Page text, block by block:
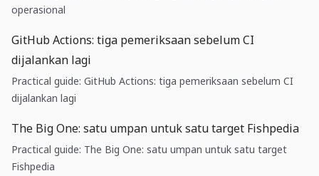
operasional
GitHub Actions: tiga pemeriksaan sebelum CI
dijalankan lagi
Practical guide: GitHub Actions: tiga pemeriksaan sebelum CI
dijalankan lagi
The Big One: satu umpan untuk satu target Fishpedia
Practical guide: The Big One: satu umpan untuk satu target
Fishpedia